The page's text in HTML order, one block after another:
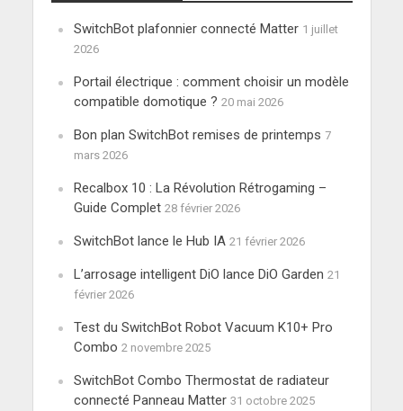
SwitchBot plafonnier connecté Matter 1 juillet
2026
Portail électrique : comment choisir un modèle
compatible domotique ? 20 mai 2026
Bon plan SwitchBot remises de printemps 7
mars 2026
Recalbox 10 : La Révolution Rétrogaming –
Guide Complet 28 février 2026
SwitchBot lance le Hub IA 21 février 2026
L’arrosage intelligent DiO lance DiO Garden 21
février 2026
Test du SwitchBot Robot Vacuum K10+ Pro
Combo 2 novembre 2025
SwitchBot Combo Thermostat de radiateur
connecté Panneau Matter 31 octobre 2025